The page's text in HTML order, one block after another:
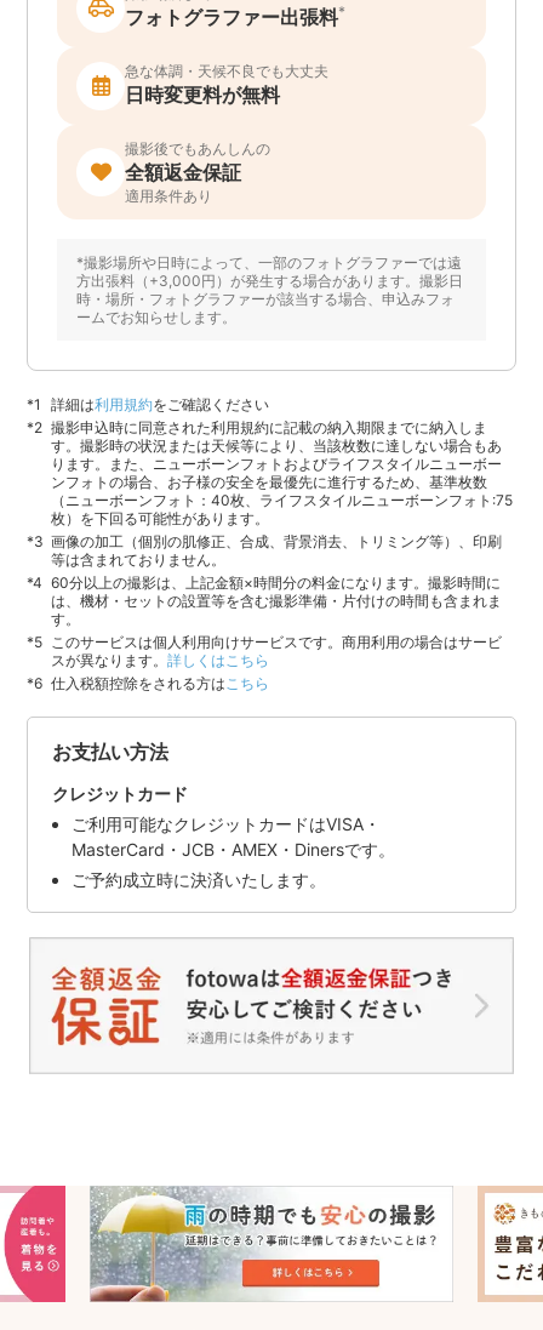
フォトグラファー出張料*
急な体調・天候不良でも大丈夫
日時変更料が無料
撮影後でもあんしんの
全額返金保証
適用条件あり
*撮影場所や日時によって、一部のフォトグラファーでは遠
方出張料（+3,000円）が発生する場合があります。撮影日
時・場所・フォトグラファーが該当する場合、申込みフォ
ームでお知らせします。
詳細は利用規約をご確認ください
撮影申込時に同意された利用規約に記載の納入期限までに納入しま
す。撮影時の状況または天候等により、当該枚数に達しない場合もあ
ります。また、ニューボーンフォトおよびライフスタイルニューボー
ンフォトの場合、お子様の安全を最優先に進行するため、基準枚数
（ニューボーンフォト：40枚、ライフスタイルニューボーンフォト:75
枚）を下回る可能性があります。
画像の加工（個別の肌修正、合成、背景消去、トリミング等）、印刷
等は含まれておりません。
60分以上の撮影は、上記金額×時間分の料金になります。撮影時間に
は、機材・セットの設置等を含む撮影準備・片付けの時間も含まれま
す。
このサービスは個人利用向けサービスです。商用利用の場合はサービ
スが異なります。詳しくはこちら
仕入税額控除をされる方は こちら
お支払い方法
クレジットカード
ご利用可能なクレジットカードはVISA・
MasterCard・JCB・AMEX・Dinersです。
ご予約成立時に決済いたします。